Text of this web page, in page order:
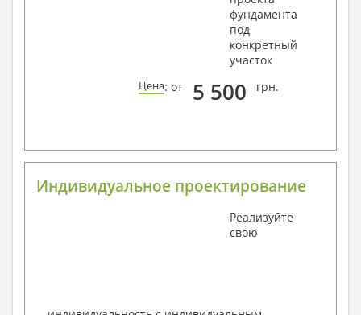
фундамента
под
конкретный
участок
Цена: от 5 500 грн.
Индивидуальное проектирование
Реализуйте
свою